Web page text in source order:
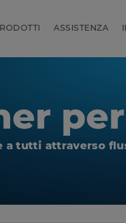
ASSISTENZA
a tutti attraverso